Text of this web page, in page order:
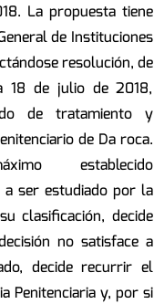
La propuesta tiene
de Instituciones
resolución, de
18 de julio de 2018,
de tratamiento y
de Da roca.
establecido
ser estudiado por la
clasificación, decide
no satisface a
decide recurrir el
Penitenciaria y, por si